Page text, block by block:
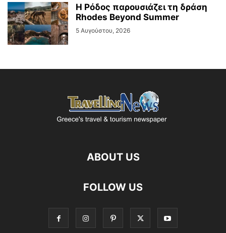
Η Ρόδος παρουσιάζει τη δράση
Rhodes Beyond Summer
5 Αυγούστου, 2026
ABOUT US
FOLLOW US